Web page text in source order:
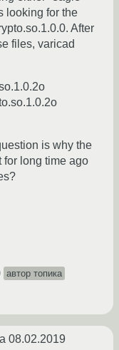
looking for the
After
files, varicad
is why the
long time ago
автор топика
08.02.2019